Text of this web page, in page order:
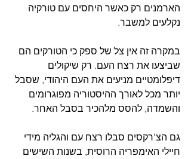
הארמנים רק כאשר היחסים עם טורקיה
נקלעים למשבר.
במקרה זה אין צל של ספק כי הטורקים הם
שביצעו את רצח העם. רק שיקולים
דיפלומטיים מניעים את העם היהודי, שסבל
יותר מכל לאורך ההיסטוריה מפוגרומים
והשמדה, להסס מלהכיר בסבל האחר.
גם הצ'רקסים סבלו רצח עם והגליה מידי
חיילי האימפריה הרוסית, בשנות השישים